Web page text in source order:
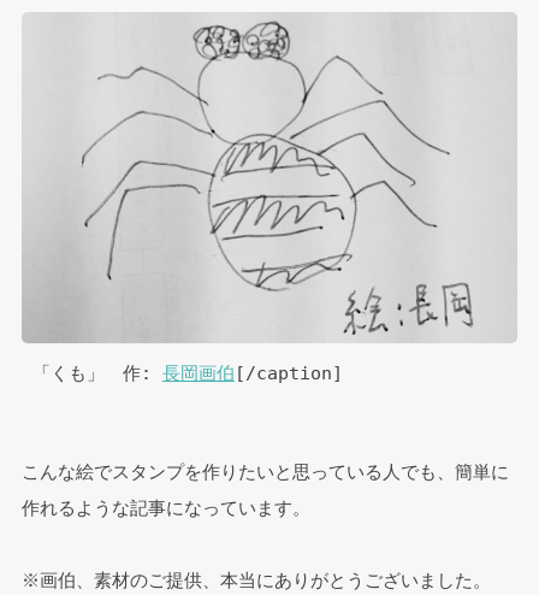
「くも」　作: 長岡画伯 [/caption]
こんな絵でスタンプを作りたいと思っている人でも、簡単に
作れるような記事になっています。
※画伯、素材のご提供、本当にありがとうございました。